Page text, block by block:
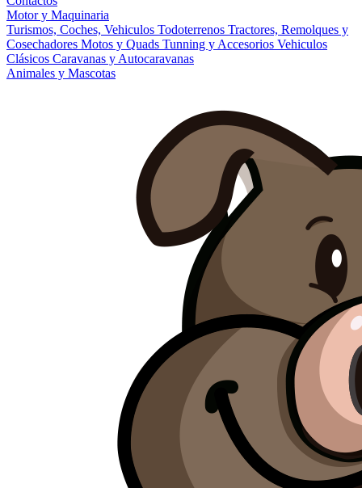
Motor y Maquinaria
Turismos, Coches, Vehiculos Todoterrenos Tractores, Remolques y
Cosechadores Motos y Quads Tunning y Accesorios Vehiculos
Clásicos Caravanas y Autocaravanas
Animales y Mascotas